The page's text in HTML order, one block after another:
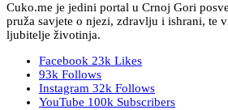
Cuko.me je jedini portal u Crnoj Gori
pruža savjete o njezi, zdravlju i ishrani, te
ljubitelje životinja.
Facebook 23k Likes
93k Follows
Instagram 32k Follows
YouTube 100k Subscribers